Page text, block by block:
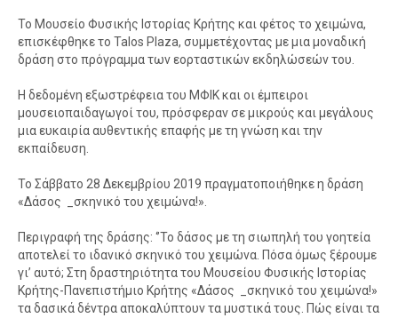
Το Μουσείο Φυσικής Ιστορίας Κρήτης και φέτος το χειμώνα,
επισκέφθηκε το Talos Plaza, συμμετέχοντας με μια μοναδική
δράση στο πρόγραμμα των εορταστικών εκδηλώσεών του.
Η δεδομένη εξωστρέφεια του ΜΦΙΚ και οι έμπειροι
μουσειοπαιδαγωγοί του, πρόσφεραν σε μικρούς και μεγάλους
μια ευκαιρία αυθεντικής επαφής με τη γνώση και την
εκπαίδευση.
Το Σάββατο 28 Δεκεμβρίου 2019 πραγματοποιήθηκε η δράση
«Δάσος _σκηνικό του χειμώνα!».
Περιγραφή της δράσης: ‘’Το δάσος με τη σιωπηλή του γοητεία
αποτελεί το ιδανικό σκηνικό του χειμώνα. Πόσα όμως ξέρουμε
γι’ αυτό; Στη δραστηριότητα του Μουσείου Φυσικής Ιστορίας
Κρήτης-Πανεπιστήμιο Κρήτης «Δάσος _σκηνικό του χειμώνα!»
τα δασικά δέντρα αποκαλύπτουν τα μυστικά τους. Πώς είναι τα